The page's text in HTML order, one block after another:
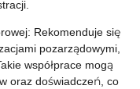
Rekomenduje się
pozarządowymi,
współprace mogą
oraz doświadczeń, co